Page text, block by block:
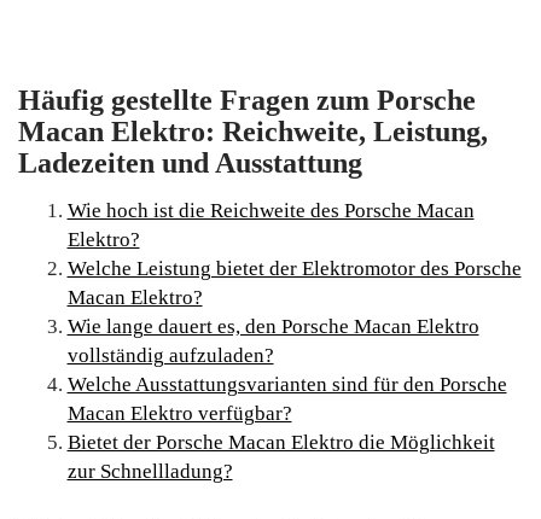
Häufig gestellte Fragen zum Porsche
Macan Elektro: Reichweite, Leistung,
Ladezeiten und Ausstattung
Wie hoch ist die Reichweite des Porsche Macan
Elektro?
Welche Leistung bietet der Elektromotor des Porsche
Macan Elektro?
Wie lange dauert es, den Porsche Macan Elektro
vollständig aufzuladen?
Welche Ausstattungsvarianten sind für den Porsche
Macan Elektro verfügbar?
Bietet der Porsche Macan Elektro die Möglichkeit
zur Schnellladung?